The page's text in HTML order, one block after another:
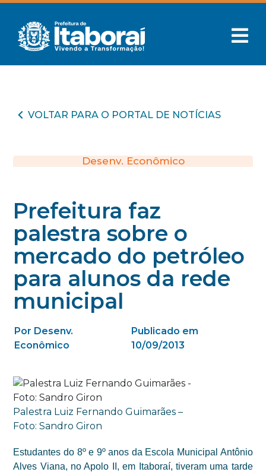
VOLTAR PARA O PORTAL DE NOTÍCIAS
Desenv. Econômico
Prefeitura faz
palestra sobre o
mercado do petróleo
para alunos da rede
municipal
Por Desenv.
Econômico
Publicado em
10/09/2013
Palestra Luiz Fernando Guimarães –
Foto: Sandro Giron
Estudantes do 8º e 9º anos da Escola Municipal Antônio
Alves Viana, no Apolo II, em Itaboraí, tiveram uma tarde